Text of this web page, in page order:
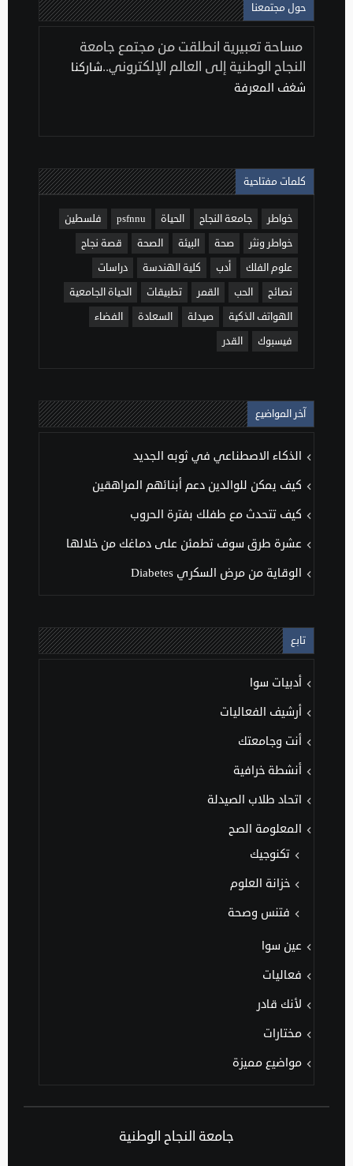
حول مجتمعنا
مساحة تعبيرية انطلقت من مجتمع جامعة
النجاح الوطنية إلى العالم الإلكتروني..شاركنا
شغف المعرفة
كلمات مفتاحية
خواطر جامعة النجاح الحياة psfnnu
فلسطين
خواطر ونثر
صحة البيئة الصحة
قصة نجاح
علوم الفلك
أدب كلية الهندسة
دراسات
نصائح
الحب القمر تطبيقات
الحياة الجامعية
الهواتف الذكية
صيدلة السعادة
الفضاء
فيسبوك
القدر
آخر المواضيع
الذكاء الاصطناعي في ثوبه الجديد
كيف يمكن للوالدين دعم أبنائهم المراهقين
كيف تتحدث مع طفلك بفترة الحروب
عشرة طرق سوف تطمئن على دماغك من خلالها
الوقاية من مرض السكري Diabetes
تابع
أدبيات سوا
أرشيف الفعاليات
أنت وجامعتك
أنشطة خرافية
اتحاد طلاب الصيدلة
المعلومة الصح
تكنوجيك
خزانة العلوم
فتنس وصحة
عين سوا
فعاليات
لأنك قادر
مختارات
مواضيع مميزة
جامعة النجاح الوطنية